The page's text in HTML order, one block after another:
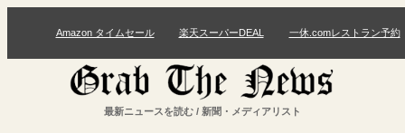
Amazon タイムセール 楽天スーパーDEAL 一休.comレストラン予約
最新ニュースを読む / 新聞・メディアリスト